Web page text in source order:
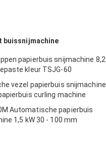
buissnijmachine
papierbuis snijmachine 8,2
kleur TSJG-60
vezel papierbuis snijmachine
curling machine
Automatische papierbuis
1,5 kW 30 - 100 mm